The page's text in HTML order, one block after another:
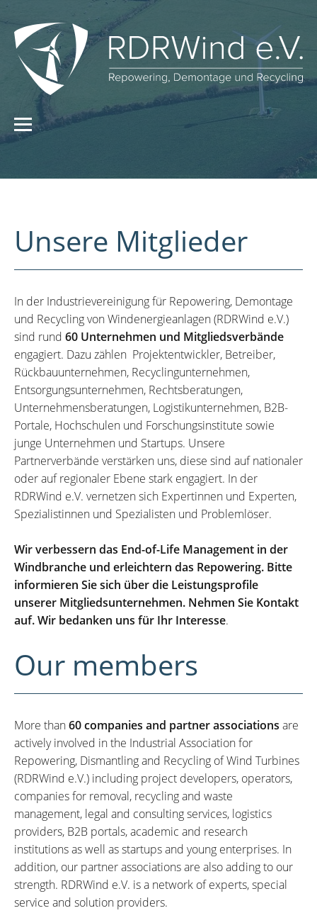
Unsere Mitglieder
In der Industrievereinigung für Repowering, Demontage
und Recycling von Windenergieanlagen (RDRWind e.V.)
sind rund 60 Unternehmen und Mitgliedsverbände
engagiert. Dazu zählen Projektentwickler, Betreiber,
Rückbauunternehmen, Recyclingunternehmen,
Entsorgungsunternehmen, Rechtsberatungen,
Unternehmensberatungen, Logistikunternehmen, B2B-
Portale, Hochschulen und Forschungsinstitute sowie
junge Unternehmen und Startups. Unsere
Partnerverbände verstärken uns, diese sind auf nationaler
oder auf regionaler Ebene stark engagiert. In der
RDRWind e.V. vernetzen sich Expertinnen und Experten,
Spezialistinnen und Spezialisten und Problemlöser.
Wir verbessern das End-of-Life Management in der
Windbranche und erleichtern das Repowering. Bitte
informieren Sie sich über die Leistungsprofile
unserer Mitgliedsunternehmen. Nehmen Sie Kontakt
auf. Wir bedanken uns für Ihr Interesse.
Our members
More than60 companies and partner associations are
actively involved in the Industrial Association for
Repowering, Dismantling and Recycling of Wind Turbines
(RDRWind e.V.) including project developers, operators,
companies for removal, recycling and waste
management, legal and consulting services, logistics
providers, B2B portals, academic and research
institutions as well as startups and young enterprises. In
addition, our partner associations are also adding to our
strength. RDRWind e.V. is a network of experts, special
service and solution providers.